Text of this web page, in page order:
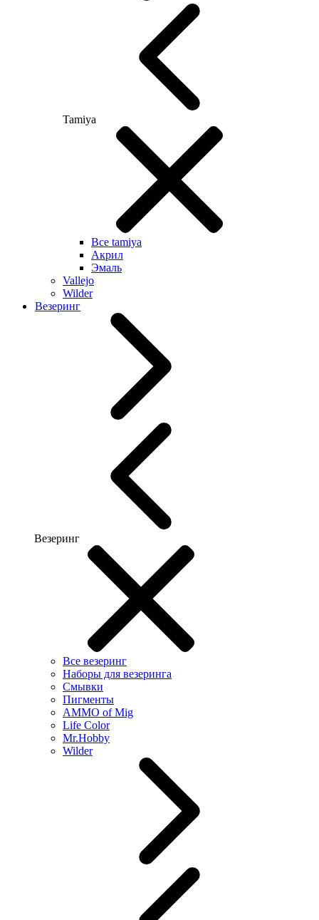
Tamiya
Все tamiya
Акрил
Эмаль
Vallejo
Wilder
Везеринг
Везеринг
Все везеринг
Наборы для везеринга
Смывки
Пигменты
AMMO of Mig
Life Color
Mr.Hobby
Wilder